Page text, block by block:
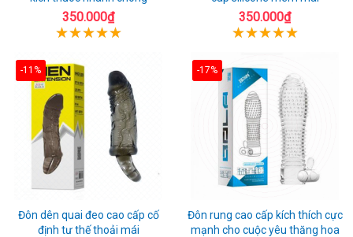
350.000₫ 350.000₫
-11%
Đôn dên quai đeo cao cấp cố
định tư thế thoải mái
-17%
Đôn rung cao cấp kích thích cực
mạnh cho cuộc yêu thăng hoa